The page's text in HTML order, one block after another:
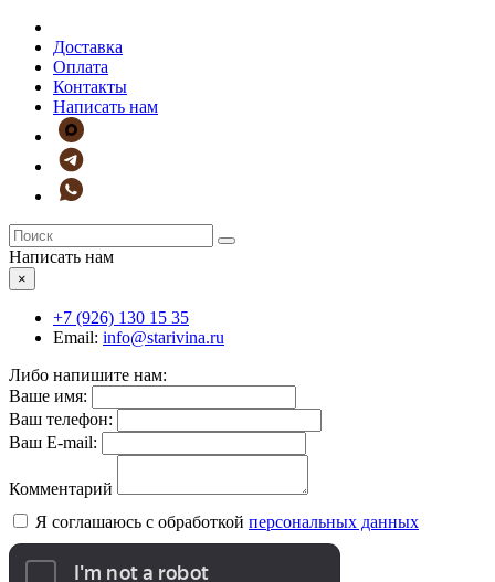
Доставка
Оплата
Контакты
Написать нам
Написать нам
×
+7 (926) 130 15 35
Email: info@starivina.ru
Либо напишите нам:
Ваше имя:
Ваш телефон:
Ваш E-mail:
Комментарий
Я соглашаюсь с обработкой персональных данных